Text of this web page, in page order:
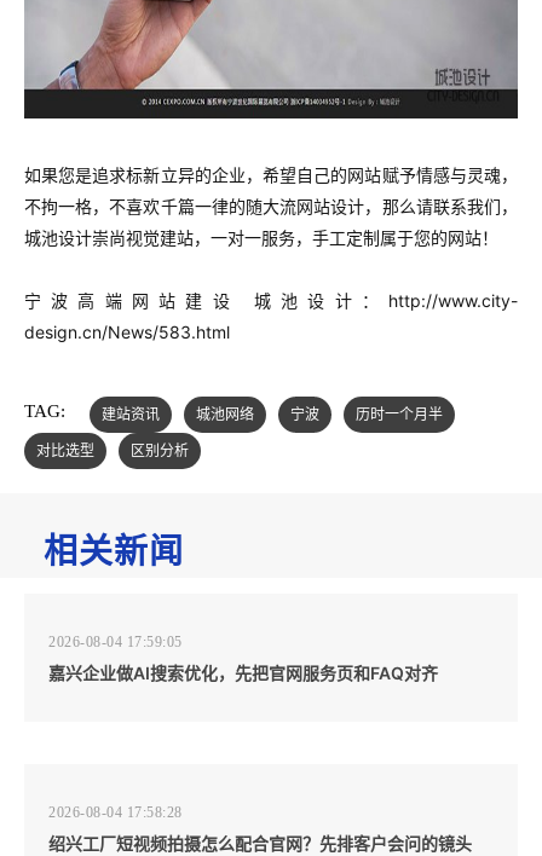
如果您是追求标新立异的企业，希望自己的网站赋予情感与灵魂，
不拘一格，不喜欢千篇一律的随大流网站设计，那么请联系我们，
城池设计崇尚视觉建站，一对一服务，手工定制属于您的网站！
宁波高端网站建设 城池设计： http://www.city-
design.cn/News/583.html
TAG: 建站资讯 城池网络 宁波
历时一个月半
对比选型
区别分析
相关新闻
2026-08-04 17:59:05
嘉兴企业做AI搜索优化，先把官网服务页和FAQ对齐
2026-08-04 17:58:28
绍兴工厂短视频拍摄怎么配合官网？先排客户会问的镜头